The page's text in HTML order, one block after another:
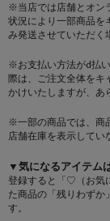
※当店では店舗とオン
状況により一部商品を
み発送させていただく
※お支払い方法がd払
際は、ご注文全体をキ
かけいたしますが、あ
※一部の商品では、商
店舗在庫を表示してい
▼気になるアイテム
登録すると「♡（お気
た商品の「残りわずか
す。